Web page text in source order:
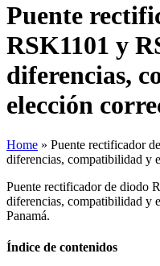
Puente
RSK1101 y
diferencias,
elección
Home » Puente rectificador
diferencias, compatibilidad y
Puente rectificador de diodo
diferencias, compatibilidad y
Panamá.
Índice de contenidos